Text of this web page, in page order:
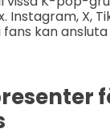
Instagram, X,
kan ansluta